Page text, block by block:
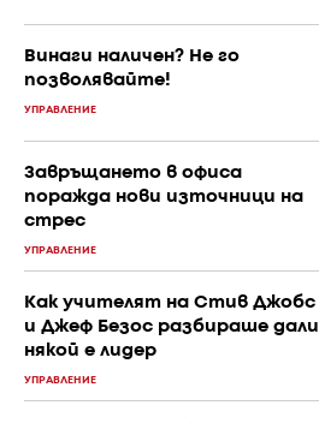
Винаги наличен? Не го
позволявайте!
УПРАВЛЕНИЕ
Завръщането в офиса
поражда нови източници на
стрес
УПРАВЛЕНИЕ
Как учителят на Стив Джобс
и Джеф Безос разбираше дали
някой е лидер
УПРАВЛЕНИЕ